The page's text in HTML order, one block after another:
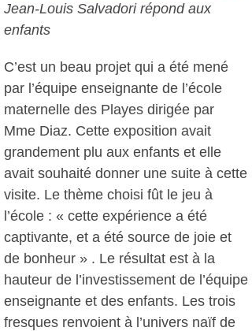
Jean-Louis Salvadori répond aux
enfants
C’est un beau projet qui a été mené
par l’équipe enseignante de l’école
maternelle des Playes dirigée par
Mme Diaz. Cette exposition avait
grandement plu aux enfants et elle
avait souhaité donner une suite à cette
visite. Le thème choisi fût le jeu à
l’école : « cette expérience a été
captivante, et a été source de joie et
de bonheur » . Le résultat est à la
hauteur de l’investissement de l’équipe
enseignante et des enfants. Les trois
fresques renvoient à l’univers naïf de